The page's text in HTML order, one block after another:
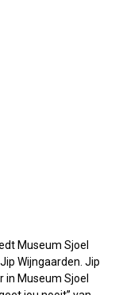
Museum Sjoel
Wijngaarden. Jip
in Museum Sjoel